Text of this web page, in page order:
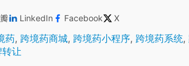
LinkedIn Facebook X
药, 跨境药商城, 跨境药小程序, 跨境药系统,
让